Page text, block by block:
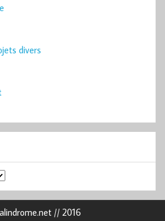
divers
// 2016